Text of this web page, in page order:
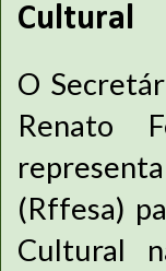
Cultural
O
Renato
(Rffesa)
Cultural